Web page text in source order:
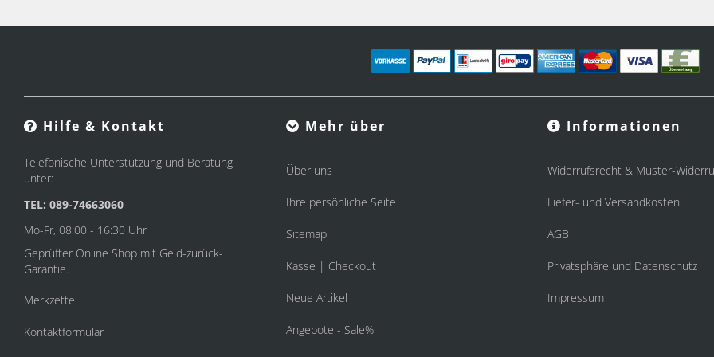
Hilfe & Kontakt
Telefonische Unterstützung und Beratung
unter:
TEL: 089-74663060
Mo-Fr, 08:00 - 16:30 Uhr
Geprüfter Online Shop mit Geld-zurück-
Garantie.
Merkzettel
Kontaktformular
Mehr über
Über uns
Ihre persönliche Seite
Sitemap
Kasse | Checkout
Neue Artikel
Angebote - Sale%
Informationen
Widerrufsrecht & Muster-
Liefer- und Versandkosten
AGB
Privatsphäre und Datenschutz
Impressum